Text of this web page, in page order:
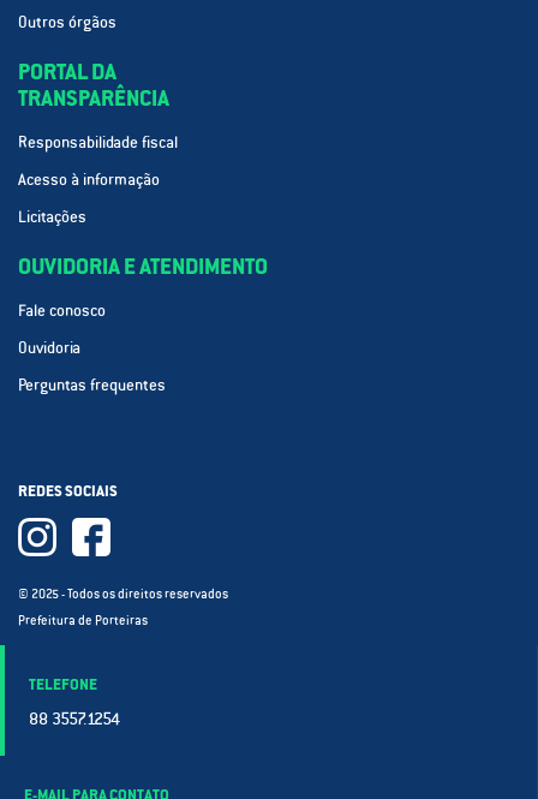
Outros órgãos
PORTAL DA
TRANSPARÊNCIA
Responsabilidade fiscal
Acesso à informação
Licitações
OUVIDORIA E ATENDIMENTO
Fale conosco
Ouvidoria
Perguntas frequentes
REDES SOCIAIS
© 2025 - Todos os direitos reservados
Prefeitura de Porteiras
TELEFONE
88 3557.1254
E-MAIL PARA CONTATO